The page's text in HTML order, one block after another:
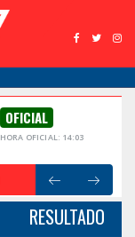
OFICIAL
HORA OFICIAL: 14:03
RESULTADO